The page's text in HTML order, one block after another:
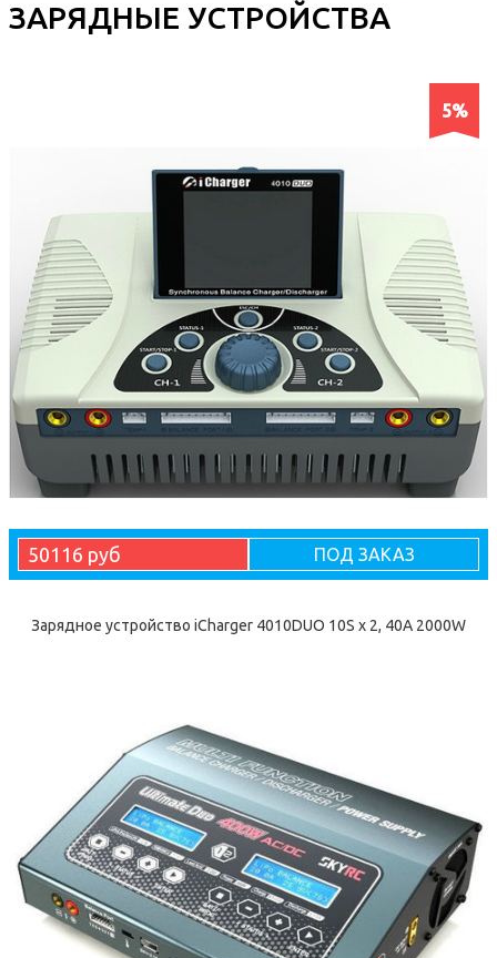
ЗАРЯДНЫЕ УСТРОЙСТВА
5%
50116 руб ПОД ЗАКАЗ
Зарядное устройство iCharger 4010DUO 10S x 2, 40A 2000W